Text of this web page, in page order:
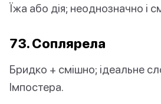
Їжа або дія; неоднозначно і
73. Соплярела
Бридко + смішно; ідеальне
Імпостера.